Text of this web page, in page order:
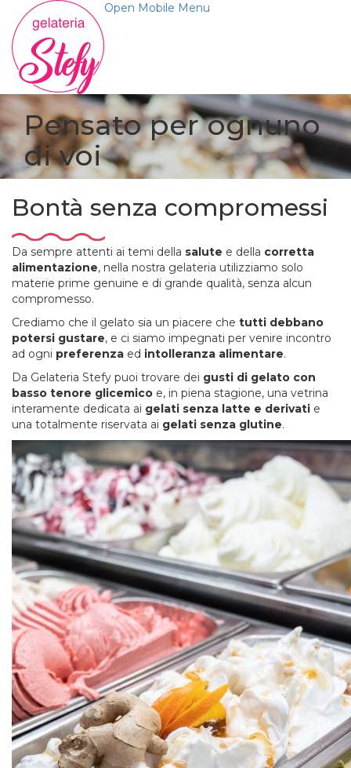
Open Mobile Menu
Pensato per ognuno
di voi
Bontà senza compromessi
Da sempre attenti ai temi della salute e della corretta
alimentazione, nella nostra gelateria utilizziamo solo
materie prime genuine e di grande qualità, senza alcun
compromesso.
Crediamo che il gelato sia un piacere che tutti debbano
potersi gustare, e ci siamo impegnati per venire incontro
ad ogni preferenza ed intolleranza alimentare.
Da Gelateria Stefy puoi trovare dei gusti di gelato con
basso tenore glicemico e, in piena stagione, una vetrina
interamente dedicata ai gelati senza latte e derivati e
una totalmente riservata ai gelati senza glutine.